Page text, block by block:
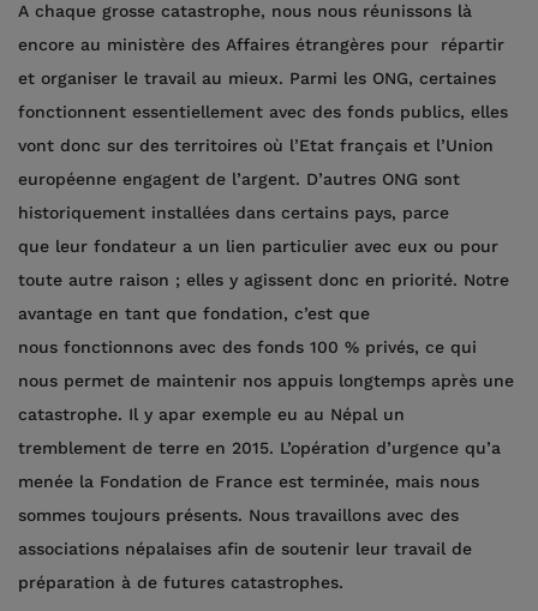
A chaque grosse catastrophe, nous nous réunissons là
encore au ministère des Affaires étrangères pour répartir
et organiser le travail au mieux. Parmi les ONG, certaines
fonctionnent essentiellement avec des fonds publics, elles
vont donc sur des territoires où l’Etat français et l’Union
européenne engagent de l’argent. D’autres ONG sont
historiquement installées dans certains pays, parce
que leur fondateur a un lien particulier avec eux ou pour
toute autre raison ; elles y agissent donc en priorité. Notre
avantage en tant que fondation, c’est que
nous fonctionnons avec des fonds 100 % privés, ce qui
nous permet de maintenir nos appuis longtemps après une
catastrophe. Il y apar exemple eu au Népal un
tremblement de terre en 2015. L’opération d’urgence qu’a
menée la Fondation de France est terminée, mais nous
sommes toujours présents. Nous travaillons avec des
associations népalaises afin de soutenir leur travail de
préparation à de futures catastrophes.